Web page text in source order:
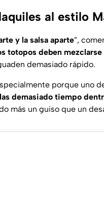
al estilo
y la salsa aparte”,
totopos deben
demasiado rápido.
porque uno
demasiado tiempo
más un guiso que un